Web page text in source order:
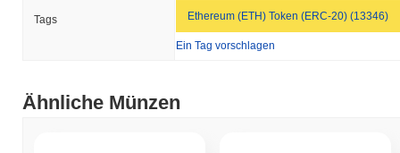
Tags Ethereum (ETH) Token (ERC-20) (13346)
Ein Tag vorschlagen
Ähnliche Münzen